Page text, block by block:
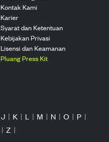
Kontak Kami
Karier
Syarat dan Ketentuan
Kebijakan Privasi
Lisensi dan Keamanan
Pluang Press Kit
J | K | L | M | N | O | P |
| Z |